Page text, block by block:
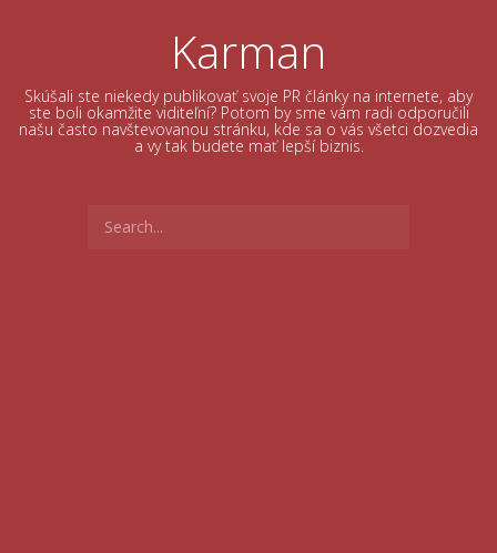
Karman
Skúšali ste niekedy publikovať svoje PR články na internete, aby
ste boli okamžite viditeľní? Potom by sme vám radi odporučili
našu často navštevovanou stránku, kde sa o vás všetci dozvedia
a vy tak budete mať lepší biznis.
for: